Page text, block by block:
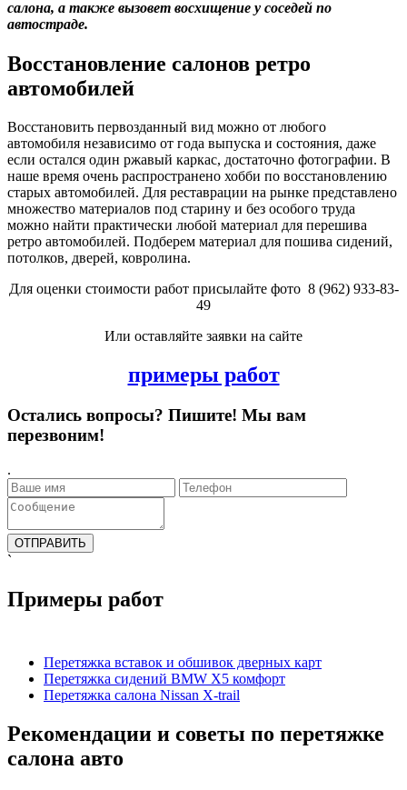
салона, а также вызовет восхищение у соседей по
автостраде.
Восстановление салонов ретро
автомобилей
Восстановить первозданный вид можно от любого
автомобиля независимо от года выпуска и состояния, даже
если остался один ржавый каркас, достаточно фотографии. В
наше время очень распространено хобби по восстановлению
старых автомобилей. Для реставрации на рынке представлено
множество материалов под старину и без особого труда
можно найти практически любой материал для перешива
ретро автомобилей. Подберем материал для пошива сидений,
потолков, дверей, ковролина.
Для оценки стоимости работ присылайте фото 8 (962) 933-83-
49
Или оставляйте заявки на сайте
примеры работ
Остались вопросы? Пишите! Мы вам
перезвоним!
.
`
Примеры работ
Перетяжка вставок и обшивок дверных карт
Перетяжка сидений BMW X5 комфорт
Перетяжка салона Nissan X-trail
Рекомендации и советы по перетяжке
салона авто